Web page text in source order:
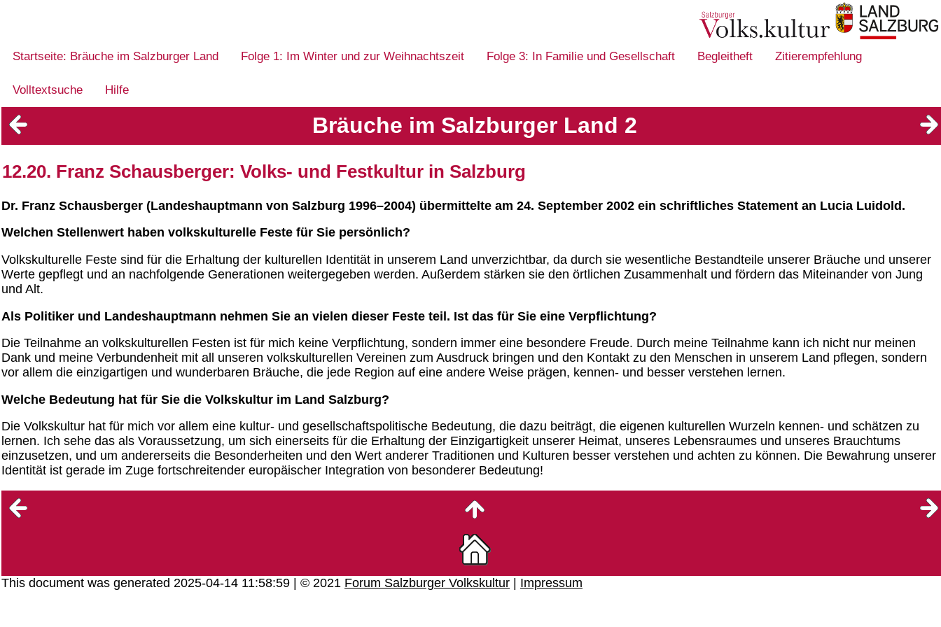
Startseite: Bräuche im Salzburger Land Folge 1: Im Winter und zur Weihnachtszeit Folge 3: In Familie und Gesellschaft Begleitheft Zitierempfehlung
Volltextsuche Hilfe
Bräuche im Salzburger Land 2
12.20. Franz Schausberger: Volks- und Festkultur in Salzburg
Dr. Franz Schausberger (Landeshauptmann von Salzburg 1996–2004) übermittelte am 24. September 2002 ein schriftliches Statement an Lucia Luidold.
Welchen Stellenwert haben volkskulturelle Feste für Sie persönlich?
Volkskulturelle Feste sind für die Erhaltung der kulturellen Identität in unserem Land unverzichtbar, da durch sie wesentliche Bestandteile unserer Bräuche und unserer
Werte gepflegt und an nachfolgende Generationen weitergegeben werden. Außerdem stärken sie den örtlichen Zusammenhalt und fördern das Miteinander von Jung
und Alt.
Als Politiker und Landeshauptmann nehmen Sie an vielen dieser Feste teil. Ist das für Sie eine Verpflichtung?
Die Teilnahme an volkskulturellen Festen ist für mich keine Verpflichtung, sondern immer eine besondere Freude. Durch meine Teilnahme kann ich nicht nur meinen
Dank und meine Verbundenheit mit all unseren volkskulturellen Vereinen zum Ausdruck bringen und den Kontakt zu den Menschen in unserem Land pflegen, sondern
vor allem die einzigartigen und wunderbaren Bräuche, die jede Region auf eine andere Weise prägen, kennen- und besser verstehen lernen.
Welche Bedeutung hat für Sie die Volkskultur im Land Salzburg?
Die Volkskultur hat für mich vor allem eine kultur- und gesellschaftspolitische Bedeutung, die dazu beiträgt, die eigenen kulturellen Wurzeln kennen- und schätzen zu
lernen. Ich sehe das als Voraussetzung, um sich einerseits für die Erhaltung der Einzigartigkeit unserer Heimat, unseres Lebensraumes und unseres Brauchtums
einzusetzen, und um andererseits die Besonderheiten und den Wert anderer Traditionen und Kulturen besser verstehen und achten zu können. Die Bewahrung unserer
Identität ist gerade im Zuge fortschreitender europäischer Integration von besonderer Bedeutung!
This document was generated 2025-04-14 11:58:59 | © 2021 Forum Salzburger Volkskultur | Impressum